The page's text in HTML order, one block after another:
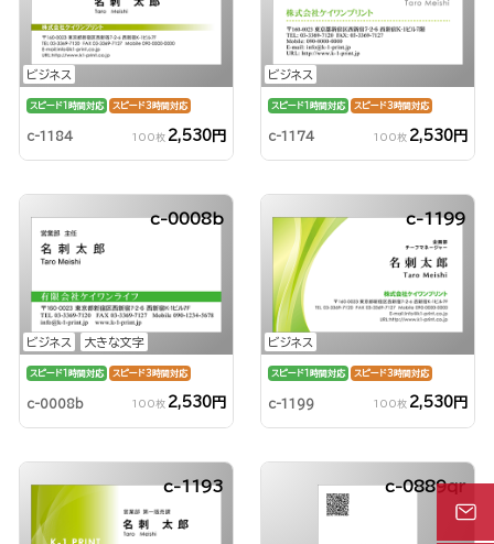
ビジネス
スピード1時間対応 スピード3時間対応
c-1184 100枚 2,530円
ビジネス
スピード1時間対応 スピード3時間対応
c-1174 100枚 2,530円
ビジネス 大きな文字
c-0008b
スピード1時間対応 スピード3時間対応
c-0008b 100枚 2,530円
ビジネス
c-1199
スピード1時間対応 スピード3時間対応
c-1199 100枚 2,530円
c-1193 c-0889qr